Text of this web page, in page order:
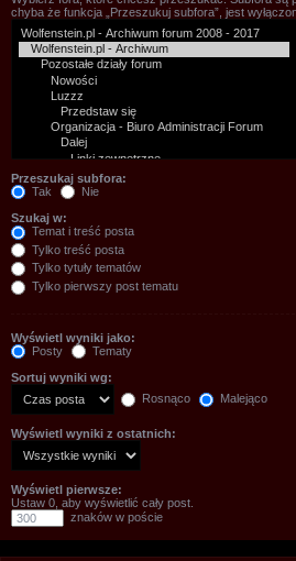
chyba że funkcja „Przeszukuj subfora”, jest
Przeszukaj subfora:
Tak
Nie
Szukaj w:
Temat i treść posta
Tylko treść posta
Tylko tytuły tematów
Tylko pierwszy post tematu
Wyświetl wyniki jako:
Posty
Tematy
Sortuj wyniki wg:
Rosnąco
Malejąco
Wyświetl wyniki z ostatnich:
Wyświetl pierwsze:
Ustaw 0, aby wyświetlić cały post.
znaków w poście